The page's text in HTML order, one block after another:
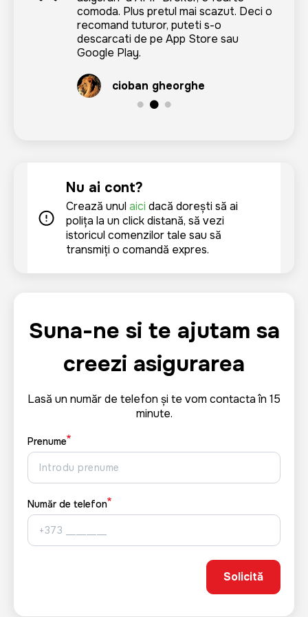
люблю все делать удаленно. а у ING
брокера свое приложение, все
заказываю через него. удобно.
рекомендую!
Alex Drambulco
comoda. Plus pretul mai scazut. Deci o
recomand tuturor, puteti s-o
descarcati de pe App Store sau
Google Play.
cioban gheorghe
si pierd din timpul atit de pretios.
Carolina Roman
Nu ai cont?
Crează unulaici dacă dorești să ai
polița la un click distanță, să vezi
istoricul comenzilor tale sau să
transmiți o comandă expres.
Suna-ne si te ajutam sa
creezi asigurarea
Lasă un număr de telefon și te vom contacta în 15
minute.
Prenume
Număr de telefon